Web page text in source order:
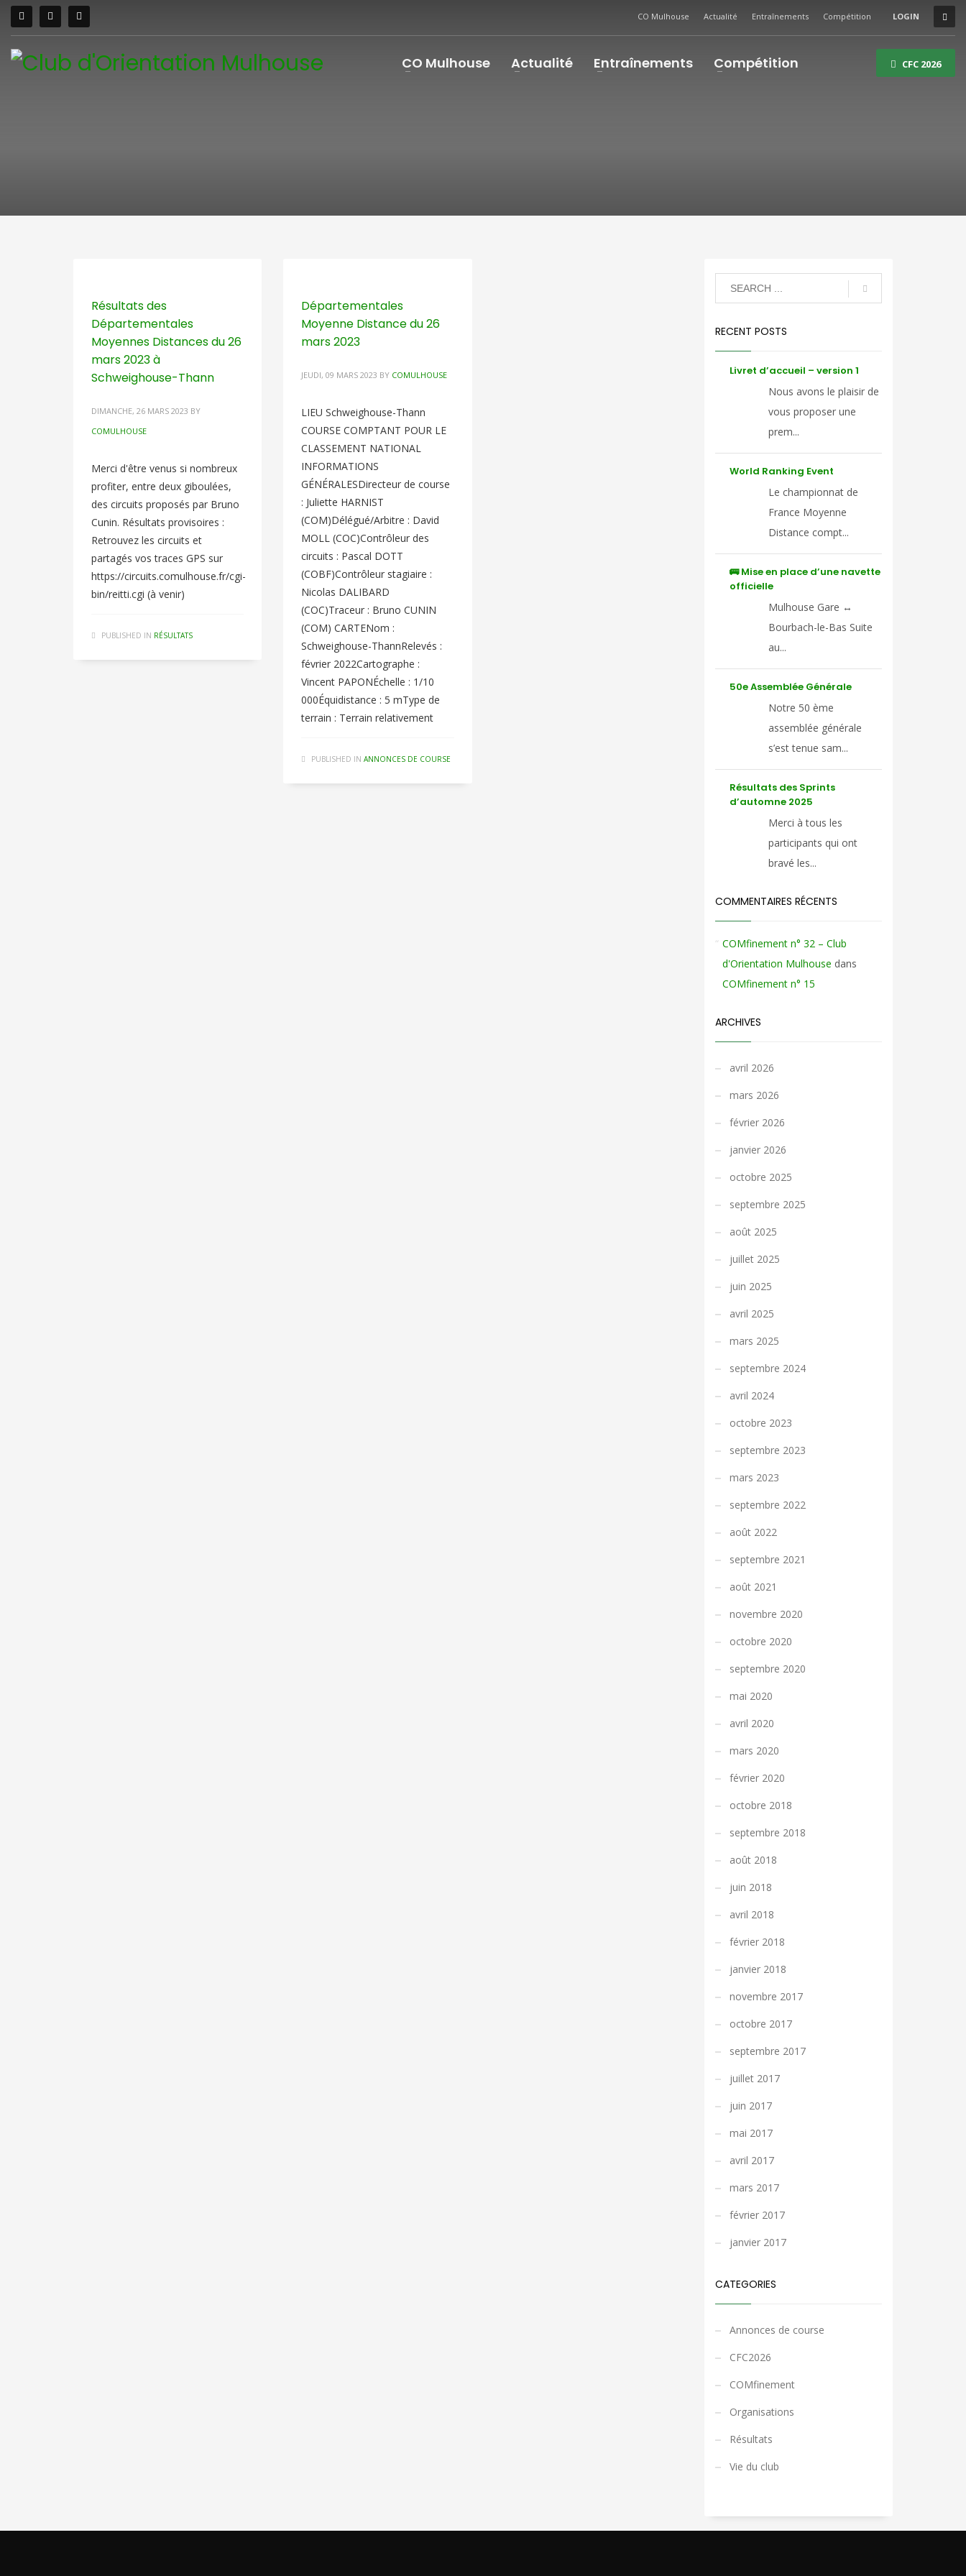
CO Mulhouse Actualité Entraînements Compétition LOGIN
CO Mulhouse Actualité Entraînements Compétition CFC 2026
Résultats des
Départementales
Moyennes Distances du 26
mars 2023 à
Schweighouse-Thann
DIMANCHE, 26 MARS 2023 BY
COMULHOUSE
Merci d'être venus si nombreux
profiter, entre deux giboulées,
des circuits proposés par Bruno
Cunin. Résultats provisoires :
Retrouvez les circuits et
partagés vos traces GPS sur
https://circuits.comulhouse.fr/cgi-
bin/reitti.cgi (à venir)
PUBLISHED IN RÉSULTATS
Départementales
Moyenne Distance du 26
mars 2023
JEUDI, 09 MARS 2023 BY COMULHOUSE
LIEU Schweighouse-Thann
COURSE COMPTANT POUR LE
CLASSEMENT NATIONAL
INFORMATIONS
GÉNÉRALESDirecteur de course
: Juliette HARNIST
(COM)Délégué/Arbitre : David
MOLL (COC)Contrôleur des
circuits : Pascal DOTT
(COBF)Contrôleur stagiaire :
Nicolas DALIBARD
(COC)Traceur : Bruno CUNIN
(COM) CARTENom :
Schweighouse-ThannRelevés :
février 2022Cartographe :
Vincent PAPONÉchelle : 1/10
000Équidistance : 5 mType de
terrain : Terrain relativement
PUBLISHED IN ANNONCES DE COURSE
RECENT POSTS
Livret d’accueil – version 1
Nous avons le plaisir de
vous proposer une
prem...
World Ranking Event
Le championnat de
France Moyenne
Distance compt...
🚌 Mise en place d’une navette
officielle
Mulhouse Gare ↔
Bourbach-le-Bas Suite
au...
50e Assemblée Générale
Notre 50 ème
assemblée générale
s’est tenue sam...
Résultats des Sprints
d’automne 2025
Merci à tous les
participants qui ont
bravé les...
COMMENTAIRES RÉCENTS
COMfinement n° 32 – Club
d'Orientation Mulhouse dans
COMfinement n° 15
ARCHIVES
avril 2026
mars 2026
février 2026
janvier 2026
octobre 2025
septembre 2025
août 2025
juillet 2025
juin 2025
avril 2025
mars 2025
septembre 2024
avril 2024
octobre 2023
septembre 2023
mars 2023
septembre 2022
août 2022
septembre 2021
août 2021
novembre 2020
octobre 2020
septembre 2020
mai 2020
avril 2020
mars 2020
février 2020
octobre 2018
septembre 2018
août 2018
juin 2018
avril 2018
février 2018
janvier 2018
novembre 2017
octobre 2017
septembre 2017
juillet 2017
juin 2017
mai 2017
avril 2017
mars 2017
février 2017
janvier 2017
CATEGORIES
Annonces de course
CFC2026
COMfinement
Organisations
Résultats
Vie du club